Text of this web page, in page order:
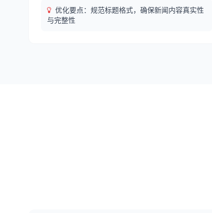
优化要点：规范标题格式，确保新闻内容真实性
与完整性